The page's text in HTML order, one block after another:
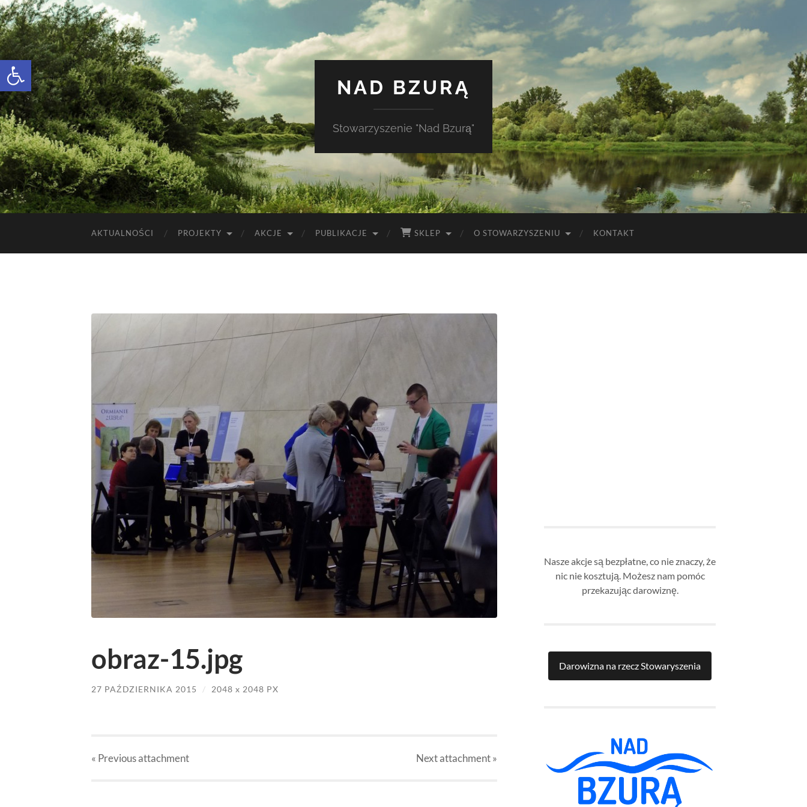
Otwórz pasek narzędzi
NAD BZURĄ
Stowarzyszenie "Nad Bzurą"
AKTUALNOŚCI PROJEKTY AKCJE PUBLIKACJE SKLEP O STOWARZYSZENIU KONTAKT
obraz-15.jpg
27 PAŹDZIERNIKA 2015 / 2048 x 2048 PX
« Previousattachment Nextattachment»
Nasze akcje są bezpłatne, co nie znaczy, że
nic nie kosztują. Możesz nam pomóc
przekazując darowiznę.
Darowizna na rzecz Stowaryszenia